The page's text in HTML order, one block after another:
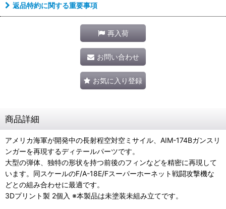
返品特約に関する重要事項
再入荷
お問い合わせ
お気に入り登録
商品詳細
アメリカ海軍が開発中の長射程空対空ミサイル、AIM-174Bガンスリ
ンガーを再現するディテールパーツです。
大型の弾体、独特の形状を持つ前後のフィンなどを精密に再現して
います。同スケールのF/A-18E/Fスーパーホーネット戦闘攻撃機な
どとの組み合わせに最適です。
3Dプリント製 2個入 ※本製品は未塗装未組み立てです。